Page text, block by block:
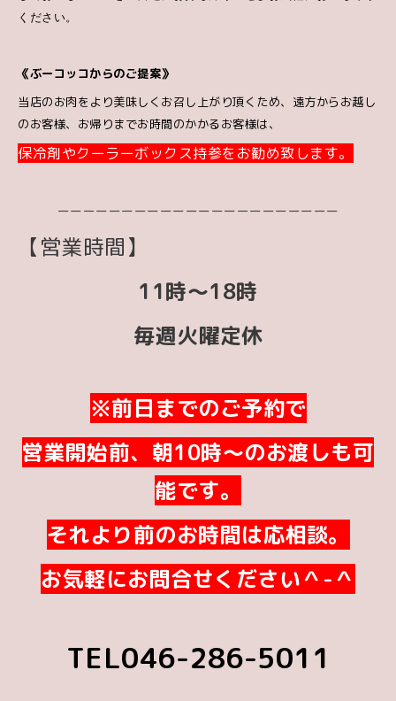
ください。
《ぶーコッコからのご提案》
当店のお肉をより美味しくお召し上がり頂くため、遠方からお越し
のお客様、お帰りまでお時間のかかるお客様は、
保冷剤やクーラーボックス持参をお勧め致します。
ーーーーーーーーーーーーーーーーーーーーーー
【営業時間】
11時〜18時
毎週火曜定休
※前日までのご予約で
営業開始前、朝10時～のお渡しも可
能です。
それより前のお時間は応相談。
お気軽にお問合せください＾-＾
TEL046-286-5011